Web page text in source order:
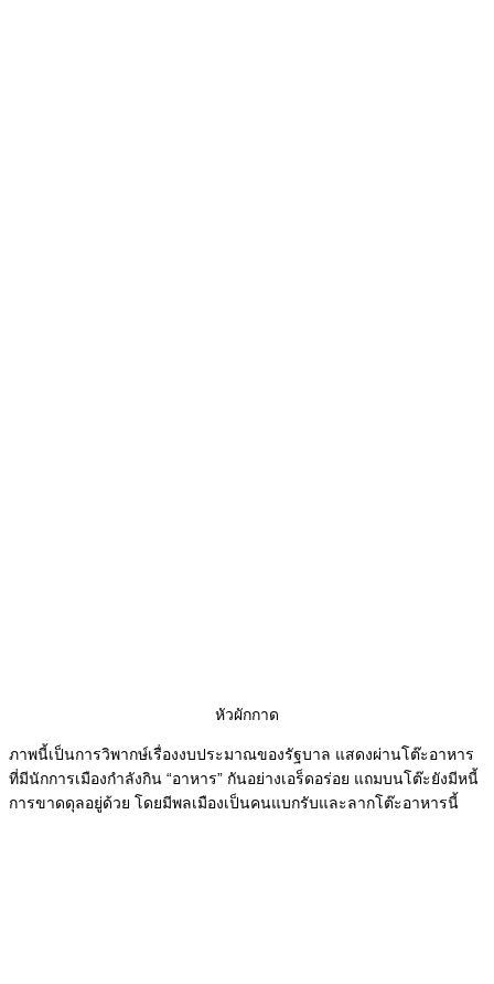
หัวผักกาด
ภาพนี้เป็นการวิพากษ์เรื่องงบประมาณของรัฐบาล แสดงผ่านโต๊ะอาหาร
ที่มีนักการเมืองกำลังกิน “อาหาร” กันอย่างเอร็ดอร่อย แถมบนโต๊ะยังมีหนี้
การขาดดุลอยู่ด้วย โดยมีพลเมืองเป็นคนแบกรับและลากโต๊ะอาหารนี้